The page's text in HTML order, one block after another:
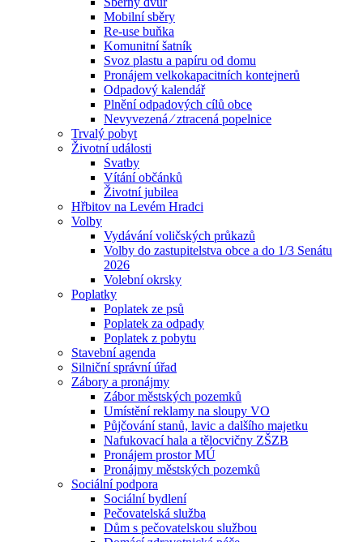
Mobilní sběry
Re-use buňka
Komunitní šatník
Svoz plastu a papíru od domu
Pronájem velkokapacitních kontejnerů
Odpadový kalendář
Plnění odpadových cílů obce
Nevyvezená ⁄ ztracená popelnice
Trvalý pobyt
Životní události
Svatby
Vítání občánků
Životní jubilea
Hřbitov na Levém Hradci
Volby
Vydávání voličských průkazů
Volby do zastupitelstva obce a do 1/3 Senátu
2026
Volební okrsky
Poplatky
Poplatek ze psů
Poplatek za odpady
Poplatek z pobytu
Stavební agenda
Silniční správní úřad
Zábory a pronájmy
Zábor městských pozemků
Umístění reklamy na sloupy VO
Půjčování stanů, lavic a dalšího majetku
Nafukovací hala a tělocvičny ZŠZB
Pronájem prostor MÚ
Pronájmy městských pozemků
Sociální podpora
Sociální bydlení
Pečovatelská služba
Dům s pečovatelskou službou